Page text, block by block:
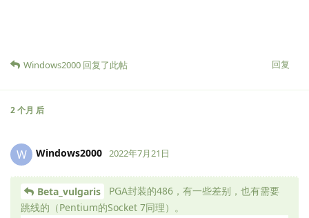
回复
Windows2000 回复了此帖
2 个月 后
W Windows2000 2022年7月21日
Beta_vulgaris
PGA封装的486，有一些差别，也有需要
跳线的（Pentium的Socket 7同理）。